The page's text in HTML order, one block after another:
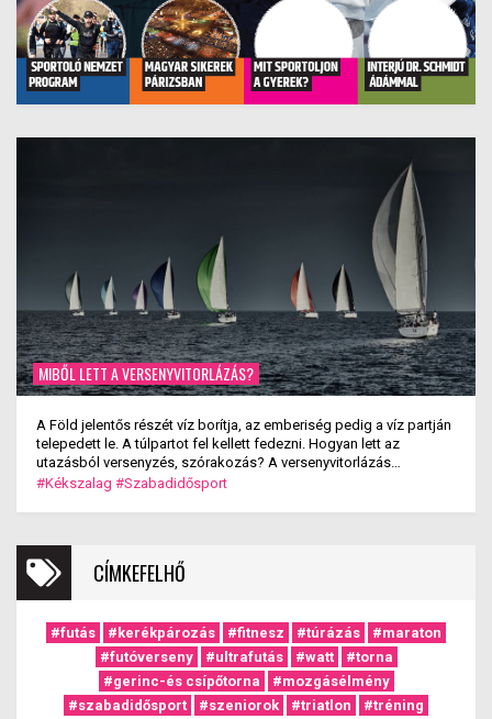
MIBŐL LETT A VERSENYVITORLÁZÁS?
A Föld jelentős részét víz borítja, az emberiség pedig a víz partján
telepedett le. A túlpartot fel kellett fedezni. Hogyan lett az
utazásból versenyzés, szórakozás? A versenyvitorlázás
kialakulása.
#Kékszalag #Szabadidősport
CÍMKEFELHŐ
#futás #kerékpározás #fitnesz #túrázás
#maraton
#futóverseny
#ultrafutás #watt
#torna
#gerinc-és csípőtorna
#mozgásélmény
#szabadidősport
#szeniorok #triatlon
#tréning